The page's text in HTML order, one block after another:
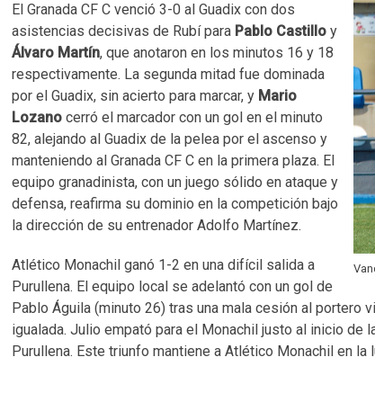
El Granada CF C venció 3-0 al Guadix con dos
asistencias decisivas de Rubí para Pablo Castillo y
Álvaro Martín, que anotaron en los minutos 16 y 18
respectivamente. La segunda mitad fue dominada
por el Guadix, sin acierto para marcar, y Mario
Lozano cerró el marcador con un gol en el minuto
82, alejando al Guadix de la pelea por el ascenso y
manteniendo al Granada CF C en la primera plaza. El
equipo granadinista, con un juego sólido en ataque y
defensa, reafirma su dominio en la competición bajo
la dirección de su entrenador Adolfo Martínez.
Atlético Monachil ganó 1-2 en una difícil salida a
Purullena. El equipo local se adelantó con un gol de
Pablo Águila (minuto 26) tras una mala cesión al
igualada. Julio empató para el Monachil justo al inicio
Purullena. Este triunfo mantiene a Atlético Monachil en